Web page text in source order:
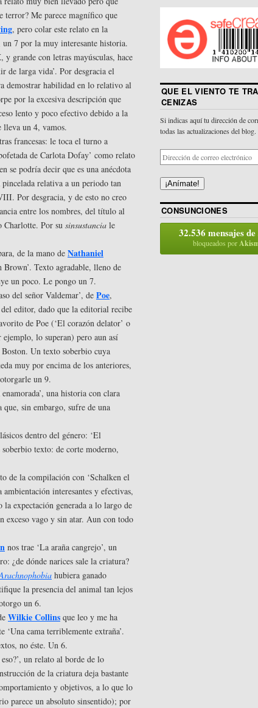
terror? Me parece magnífico que
, pero colar este relato en la
7 por la muy interesante historia.
grande con letras mayúsculas, hace
de larga vida’. Por desgracia el
demostrar habilidad en lo relativo al
por la excesiva descripción que
lento y poco efectivo debido a la
un 4, vamos.
francesas: le toca el turno a
de Carlota Dofay’ como relato
se podría decir que es una anécdota
relativa a un periodo tan
Por desgracia, y de esto no creo
entre los nombres, del título al
Charlotte. Por su sinsustancia le
de la mano de Nathaniel
Texto agradable, lleno de
un poco. Le pongo un 7.
del señor Valdemar’, de Poe,
editor, dado que la editorial recibe
de Poe (‘El corazón delator’ o
lo superan) pero aun así
Un texto soberbio cuya
muy por encima de los anteriores,
un 9.
una historia con clara
sin embargo, sufre de una
dentro del género: ‘El
soberbio texto: de corte moderno,
de la compilación con ‘Schalken el
interesantes y efectivas,
expectación generada a lo largo de
exceso vago y sin atar. Aun con todo
nos trae ‘La araña cangrejo’, un
¿de dónde narices sale la criatura?
hubiera ganado
la presencia del animal tan lejos
un 6.
Wilkie Collins que leo y me ha
‘Una cama terriblemente extraña’.
no éste. Un 6.
un relato al borde de lo
de la criatura deja bastante
y objetivos, a lo que lo
parece un absoluto sinsentido); por
QUE EL VIENTO TE
CENIZAS
Si indicas aquí tu dirección de
todas las actualizaciones del blog.
¡Anímate!
CONSUNCIONES
32.536 mensajes
bloqueados por